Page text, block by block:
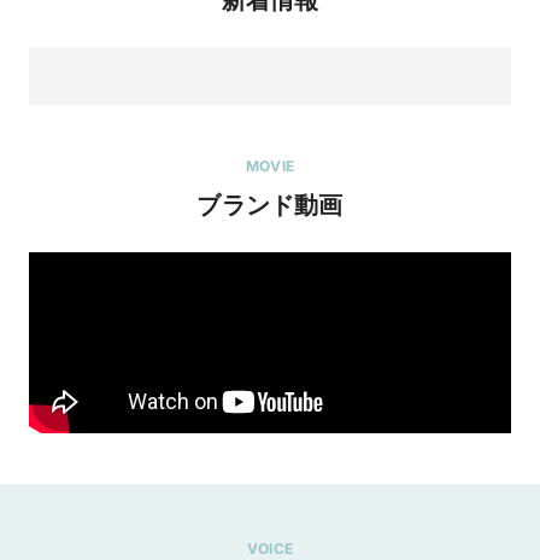
大好評のアニバーサリーフェア開催中
2026/8/1
MOVIE
ブランド動画
VOICE